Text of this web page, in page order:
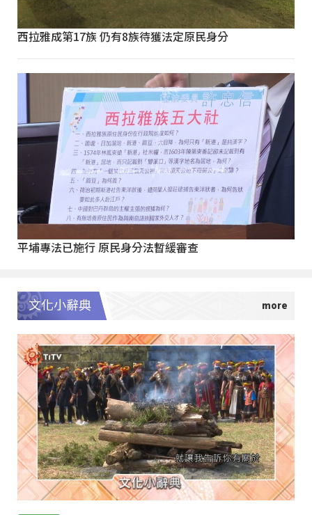
西拉雅成第17族 仍有8族待獲法定原民身分
平埔專法已施行 原民身分法暫緩審查
文化小辭典